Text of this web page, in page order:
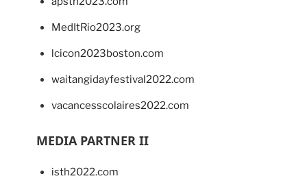
MedItRio2023.org
lcicon2023boston.com
waitangidayfestival2022.com
vacancesscolaires2022.com
MEDIA PARTNER II
isth2022.com